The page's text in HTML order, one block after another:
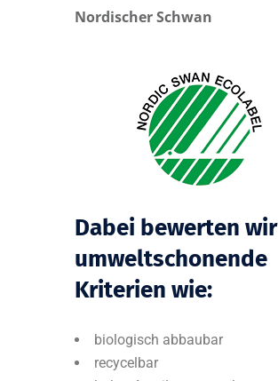
Nordischer Schwan
Dabei bewerten wir
umweltschonende
Kriterien wie:
biologisch abbaubar
recycelbar